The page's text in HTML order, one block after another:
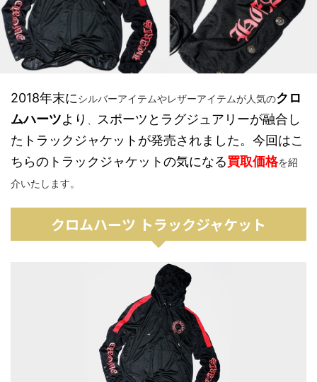
2018年末にシルバーアイテムやレザーアイテムが人気のクロ
ムハーツより
スポーツとラグジュアリーが融合し
たトラックジャケットが発売されました。今回はこ
ちらのトラックジャケットの気になる買取価格を紹
介いたします。
クロムハーツ トラックジャケット